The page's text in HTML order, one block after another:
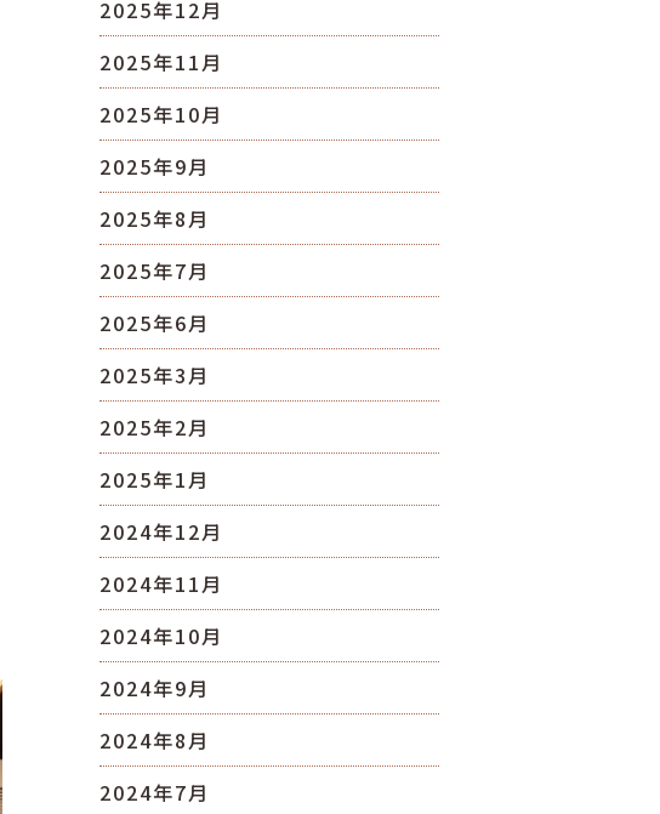
2025年12月
2025年11月
2025年10月
2025年9月
2025年8月
2025年7月
2025年6月
2025年3月
2025年2月
2025年1月
2024年12月
2024年11月
2024年10月
2024年9月
2024年8月
2024年7月